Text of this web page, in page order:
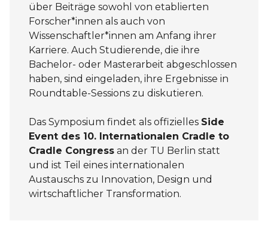
über Beiträge sowohl von etablierten
Forscher*innen als auch von
Wissenschaftler*innen am Anfang ihrer
Karriere. Auch Studierende, die ihre
Bachelor- oder Masterarbeit abgeschlossen
haben, sind eingeladen, ihre Ergebnisse in
Roundtable-Sessions zu diskutieren.
Das Symposium findet als offizielles Side
Event des 10. Internationalen Cradle to
Cradle Congress an der TU Berlin statt
und ist Teil eines internationalen
Austauschs zu Innovation, Design und
wirtschaftlicher Transformation.